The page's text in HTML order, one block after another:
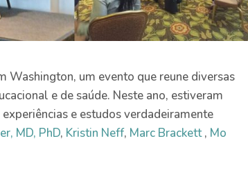
Washington, um evento que reune diversas
e de saúde. Neste ano, estiveram
e estudos verdadeiramente
MD, PhD, Kristin Neff, Marc Brackett, Mo